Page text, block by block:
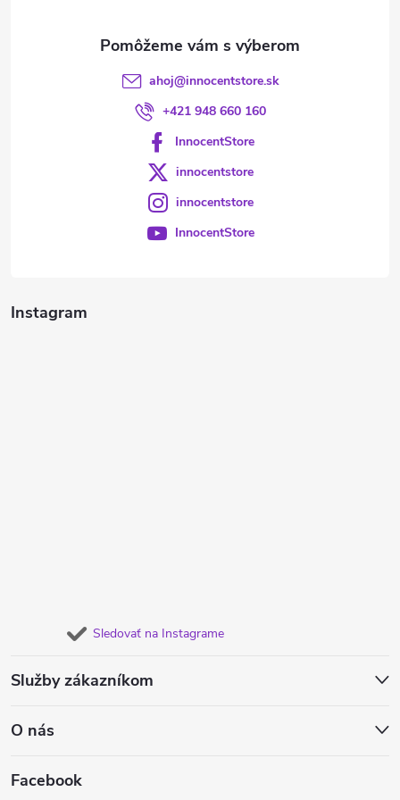
Instagram
Sledovať na Instagrame
Služby zákazníkom
O nás
Facebook
ahoj@innocentstore.sk
+421 948 660 160
InnocentStore
innocentstore
innocentstore
InnocentStore